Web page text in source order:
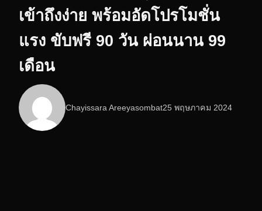
เข้าถึงง่าย พร้อมอัดโปรโมชั่น
แรง ขับฟรี 90 วัน ผ่อนนาน 99
เดือน
Chayissara Areeyasombat25 พฤษภาคม 2024